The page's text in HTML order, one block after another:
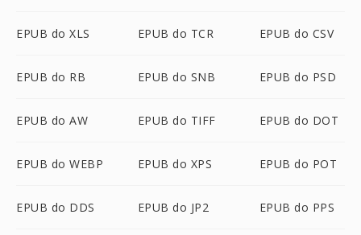
EPUB do XLS EPUB do TCR EPUB do CSV
EPUB do RB EPUB do SNB EPUB do PSD
EPUB do AW EPUB do TIFF EPUB do DOT
EPUB do WEBP EPUB do XPS EPUB do POT
EPUB do DDS EPUB do JP2 EPUB do PPS